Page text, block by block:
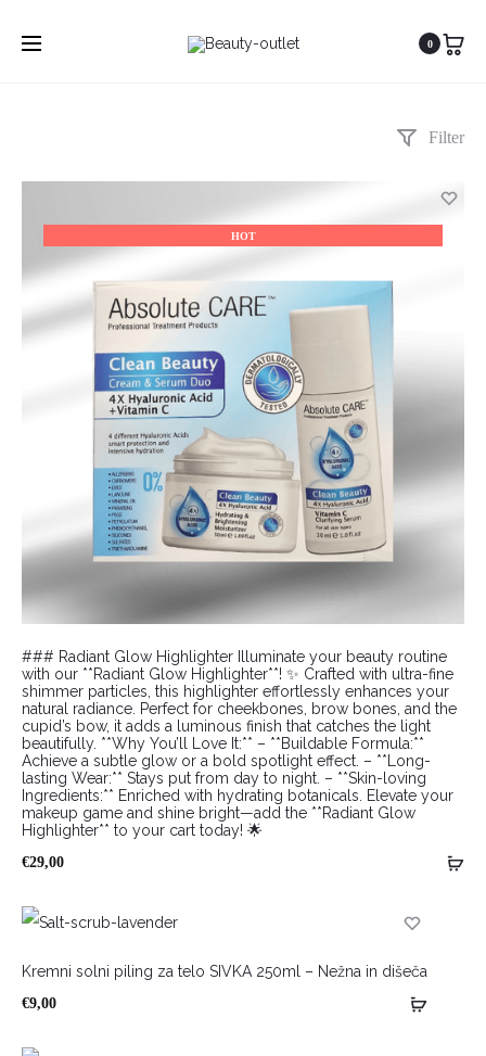
0
Filter
HOT
### Radiant Glow Highlighter Illuminate your beauty routine
with our **Radiant Glow Highlighter**! ✨ Crafted with ultra-fine
shimmer particles, this highlighter effortlessly enhances your
natural radiance. Perfect for cheekbones, brow bones, and the
cupid’s bow, it adds a luminous finish that catches the light
beautifully. **Why You’ll Love It:** – **Buildable Formula:**
Achieve a subtle glow or a bold spotlight effect. – **Long-
lasting Wear:** Stays put from day to night. – **Skin-loving
Ingredients:** Enriched with hydrating botanicals. Elevate your
makeup game and shine bright—add the **Radiant Glow
Highlighter** to your cart today! 🌟
€29,00
Kremni solni piling za telo SIVKA 250ml – Nežna in dišeča
€9,00